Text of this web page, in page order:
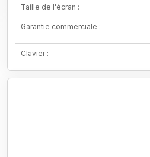
Taille de l'écran :
Garantie commerciale :
Clavier :